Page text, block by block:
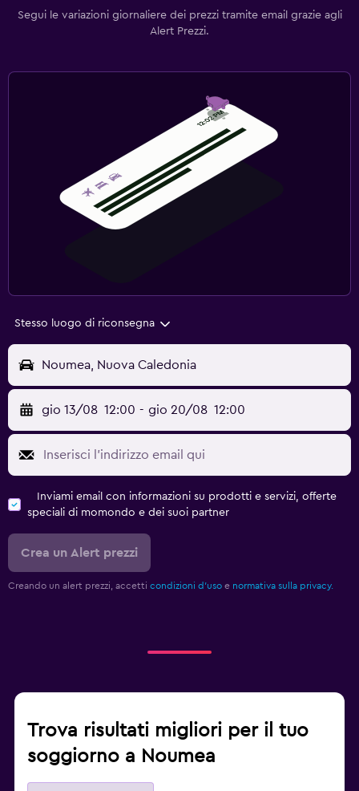
Segui le variazioni giornaliere dei prezzi tramite email grazie agli
Alert Prezzi.
Stesso luogo di riconsegna
Noumea, Nuova Caledonia
gio 13/08 12:00 - gio 20/08 12:00
Inviami email con informazioni su prodotti e servizi, offerte
speciali di momondo e dei suoi partner
Crea un Alert prezzi
Creando un alert prezzi, accetti condizioni d'uso e normativa sulla privacy.
Trova risultati migliori per il tuo
soggiorno a Noumea